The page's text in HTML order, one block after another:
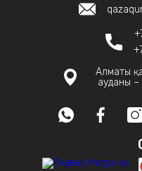
Алматы
ауданы –